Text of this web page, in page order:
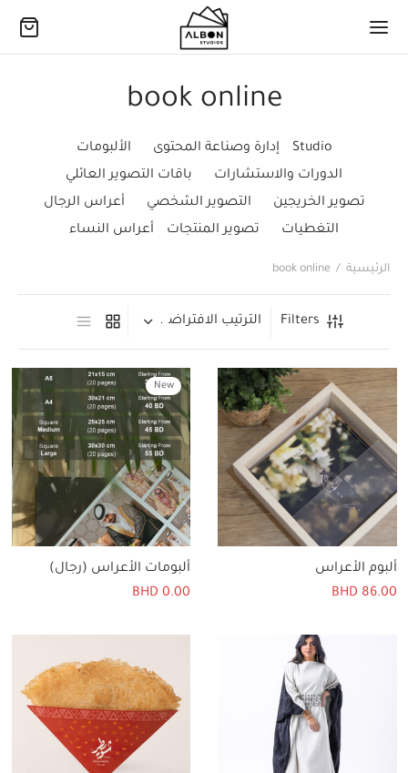
book online
Studio إدارة وصناعة المحتوى
الألبومات
الدورات والاستشارات
باقات التصوير العائلي
تصوير الخريجين
التصوير الشخصي
أعراس الرجال
التغطيات
تصوير المنتجات أعراس النساء
الرئيسية /
Filters
ألبوم الأعراس
BHD 86.00
New
ألبومات الأعراس (رجال)
BHD 0.00